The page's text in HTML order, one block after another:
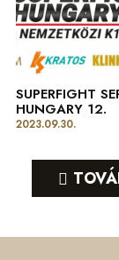
SUPERFIGHT
HUNGARY 12.
2023.09.30.